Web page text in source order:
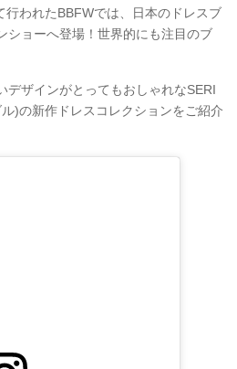
行われたBBFWでは、日本のドレスブ
ショーへ登場！世界的にも注目のブ
デザインがとってもおしゃれなSERI
)の新作ドレスコレクションをご紹介